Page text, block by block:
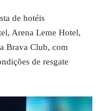
de hotéis
Arena Leme Hotel,
Brava Club, com
de resgate